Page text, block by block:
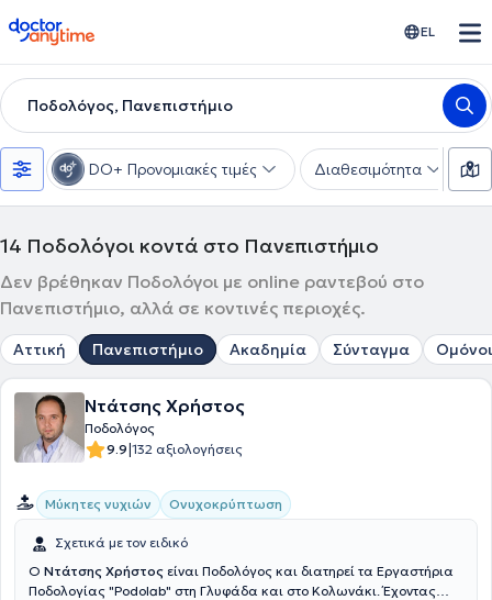
doctoranytime EL
Ποδολόγος, Πανεπιστήμιο
DO+ Προνομιακές τιμές Διαθεσιμότητα
14 Ποδολόγοι κοντά στο Πανεπιστήμιο
Δεν βρέθηκαν Ποδολόγοι με online ραντεβού στο
Πανεπιστήμιο, αλλά σε κοντινές περιοχές.
Αττική Πανεπιστήμιο Ακαδημία Σύνταγμα
Ντάτσης Χρήστος
Ποδολόγος
9.9|132 αξιολογήσεις
Μύκητες νυχιών Ονυχοκρύπτωση
Σχετικά με τον ειδικό
Ο Ντάτσης Χρήστος είναι Ποδολόγος και διατηρεί τα Εργαστήρια
Ποδολογίας "Podolab" στη Γλυφάδα και στο Κολωνάκι. Έχοντας